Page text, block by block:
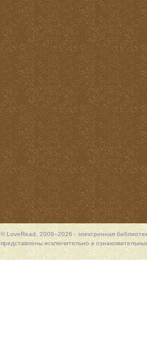
© LoveRead, 2009–2026 - электронная
представлены исключительно в